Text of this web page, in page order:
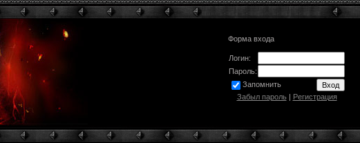
Форма входа
Логин:
Пароль:
Запомнить
Забыл пароль| Регистрация